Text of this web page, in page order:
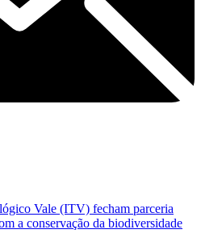
Vale (ITV) fecham parceria
a conservação da biodiversidade